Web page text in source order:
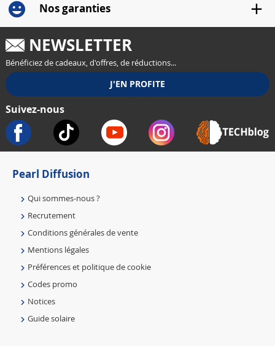
Nos garanties
NEWSLETTER
Bénéficiez de cadeaux, d'offres, de réductions...
Suivez-nous
Pearl Diffusion
Qui sommes-nous ?
Recrutement
Conditions générales de vente
Mentions légales
Préférences et politique de cookie
Codes promo
Notices
Guide solaire